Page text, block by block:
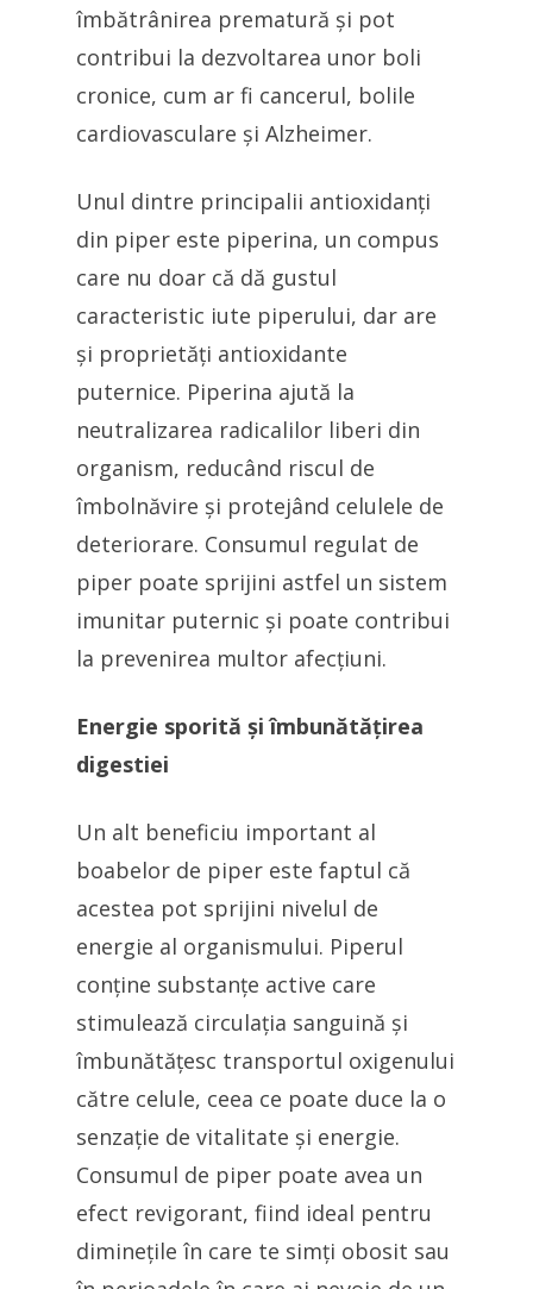
îmbătrânirea prematură și pot
contribui la dezvoltarea unor boli
cronice, cum ar fi cancerul, bolile
cardiovasculare și Alzheimer.
Unul dintre principalii antioxidanți
din piper este piperina, un compus
care nu doar că dă gustul
caracteristic iute piperului, dar are
și proprietăți antioxidante
puternice. Piperina ajută la
neutralizarea radicalilor liberi din
organism, reducând riscul de
îmbolnăvire și protejând celulele de
deteriorare. Consumul regulat de
piper poate sprijini astfel un sistem
imunitar puternic și poate contribui
la prevenirea multor afecțiuni.
Energie sporită și îmbunătățirea
digestiei
Un alt beneficiu important al
boabelor de piper este faptul că
acestea pot sprijini nivelul de
energie al organismului. Piperul
conține substanțe active care
stimulează circulația sanguină și
îmbunătățesc transportul oxigenului
către celule, ceea ce poate duce la o
senzație de vitalitate și energie.
Consumul de piper poate avea un
efect revigorant, fiind ideal pentru
diminețile în care te simți obosit sau